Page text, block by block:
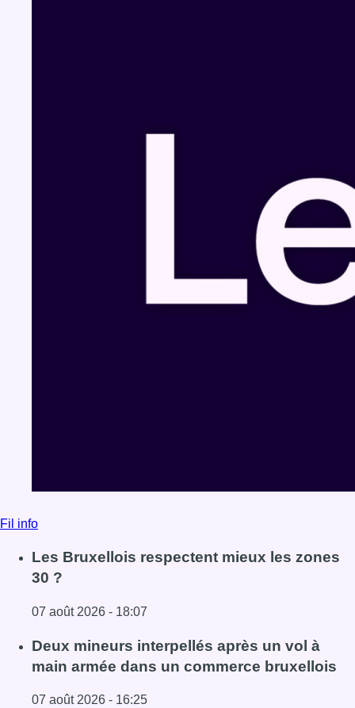
Fil info
Les Bruxellois respectent mieux les zones
30 ?
07 août 2026 - 18:07
Lire l'article Les Bruxellois respectent mieux les zones 30
Deux mineurs interpellés après un vol à
main armée dans un commerce bruxellois
07 août 2026 - 16:25